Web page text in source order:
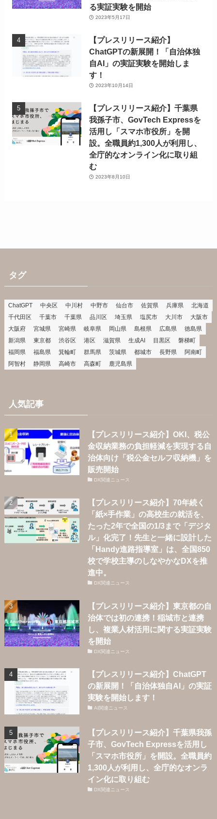
る実証実験を開始
2023年5月17日
【プレスリリース紹介】
ChatGPTの新展開！「自治体独
自AI」の実証実験を開始しま
す！
2023年10月14日
【プレスリリース紹介】千葉県
我孫子市、GovTech Expressを
活用し「スマホ市役所」を開
設。全職員約1,300人が利用し、
全庁的なオンライン化に取り組
む
2023年8月10日
タグ
ChatGPT 中央区 中川村 中野市 仙台市 佐賀県 兵庫県
北海道
千代田区
千葉市 千葉県 品川区 埼玉県 塩尻市 大川市
大阪市
大阪府
宮城県 宮崎県 岐阜県 岡山県 島根県 広島県
徳島県
新潟県
東京都 渋谷区 港区 滋賀県 生成AI 目黒区
磐梯町
福岡県
福島県 箕輪町 群馬県 茨城県 都城市 長野県
阿南町
阿智村
静岡県 高崎市 高森町 鹿児島県
人気記事
【プレスリリース紹介】OKI、税公
金収納業務の負担軽減を実現する自
治体向け「税公金セルフ収納機」を
販売開始
DX関連ニュース
【プレスリリース紹介】70年続く
「紙×手作業」の高校生の就活を、
たった2年で全国の1/3まで「デジタ
ル」化完了！先生と一緒に設計した
「Handy進路指導室」は、全国850
校で学校主導のしなやかなDXを推
進中。
DX関連ニュース
【プレスリリース紹介】東京都の自
治体では初の連携！稲城市と連携
し、複業人材活用に関する実証実験
を開始
DX関連ニュース
【プレスリリース紹介】ChatGPT
の新展開！「自治体独自AI」の実証
実験を開始します！
AI関連ニュース
【プレスリリース紹介】千葉県我孫
子市、GovTech Expressを活用し
「スマホ市役所」を開設。全職員約
1,300人が利用し、全庁的なオンラ
イン化に取り組む
DX関連ニュース